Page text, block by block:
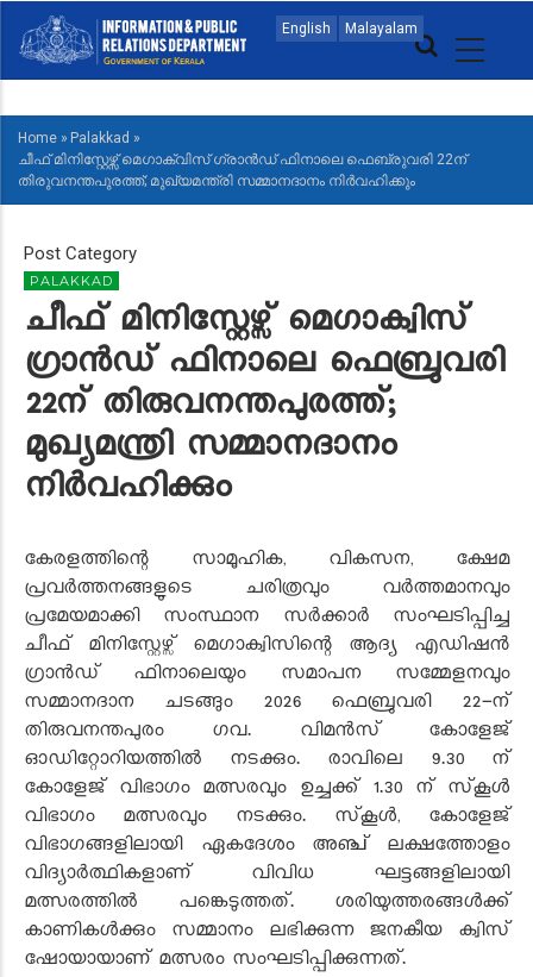
main
English Malayalam
MAIN
NAVIGATION
MALAYALAM
BREADCRUMB
Home » Palakkad »
ചീഫ് മിനിസ്റ്റേഴ്സ് മെഗാക്വിസ് ഗ്രാന്‍ഡ് ഫിനാലെ ഫെബ്രുവരി 22ന്
തിരുവനന്തപുരത്ത്; മുഖ്യമന്ത്രി സമ്മാനദാനം നിര്‍വഹിക്കും
Post Category
PALAKKAD
ചീഫ് മിനിസ്റ്റേഴ്സ് മെഗാക്വിസ്
ഗ്രാന്‍ഡ് ഫിനാലെ ഫെബ്രുവരി
22ന് തിരുവനന്തപുരത്ത്;
മുഖ്യമന്ത്രി സമ്മാനദാനം
നിര്‍വഹിക്കും
കേരളത്തിന്റെ സാമൂഹിക, വികസന, ക്ഷേമ
പ്രവര്‍ത്തനങ്ങളുടെ ചരിത്രവും വര്‍ത്തമാനവും
പ്രമേയമാക്കി സംസ്ഥാന സര്‍ക്കാര്‍ സംഘടിപ്പിച്ച
ചീഫ് മിനിസ്റ്റേഴ്സ് മെഗാക്വിസിന്റെ ആദ്യ എഡിഷന്‍
ഗ്രാന്‍ഡ് ഫിനാലെയും സമാപന സമ്മേളനവും
സമ്മാനദാന ചടങ്ങും 2026 ഫെബ്രുവരി 22-ന്
തിരുവനന്തപുരം ഗവ. വിമന്‍സ് കോളേജ്
ഓഡിറ്റോറിയത്തില്‍ നടക്കും. രാവിലെ 9.30 ന്
കോളേജ് വിഭാഗം മത്സരവും ഉച്ചക്ക് 1.30 ന് സ്‌കൂള്‍
വിഭാഗം മത്സരവും നടക്കും. സ്‌കൂള്‍, കോളേജ്
വിഭാഗങ്ങളിലായി ഏകദേശം അഞ്ച് ലക്ഷത്തോളം
വിദ്യാര്‍ത്ഥികളാണ് വിവിധ ഘട്ടങ്ങളിലായി
മത്സരത്തില്‍ പങ്കെടുത്തത്. ശരിയുത്തരങ്ങള്‍ക്ക്
കാണികള്‍ക്കും സമ്മാനം ലഭിക്കുന്ന ജനകീയ ക്വിസ്
ഷോയായാണ് മത്സരം സംഘടിപ്പിക്കുന്നത്.